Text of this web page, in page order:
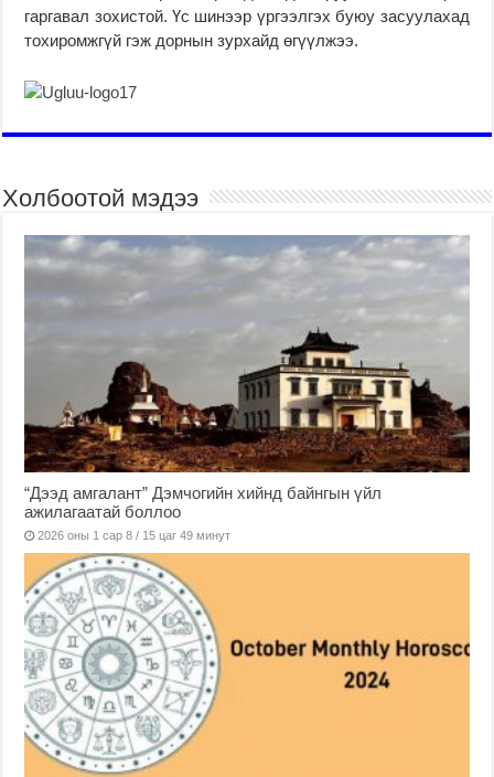
гаргавал зохистой. Үс шинээр үргээлгэх буюу засуулахад
тохиромжгүй гэж дорнын зурхайд өгүүлжээ.
Холбоотой мэдээ
“Дээд амгалант” Дэмчогийн хийнд байнгын үйл
ажилагаатай боллоо
2026 оны 1 сар 8 / 15 цаг 49 минут